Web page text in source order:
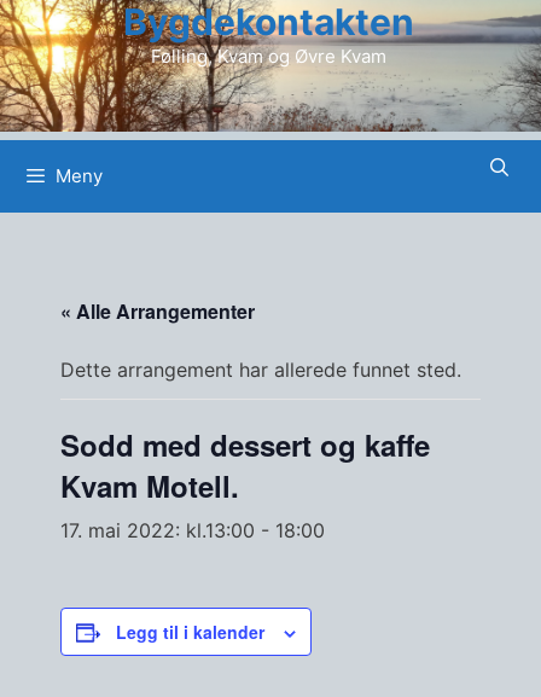
Hopp
til
innhold
Bygdekontakten
Følling, Kvam og Øvre Kvam
Meny
« Alle Arrangementer
Dette arrangement har allerede funnet sted.
Sodd med dessert og kaffe
Kvam Motell.
17. mai 2022: kl.13:00 - 18:00
Legg til i kalender